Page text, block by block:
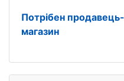
Потрібен
магазин